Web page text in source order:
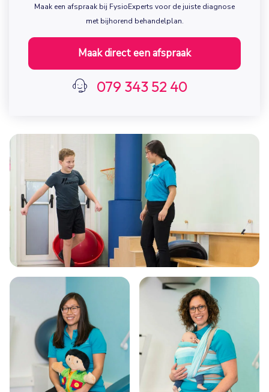
Maak een afspraak bij FysioExperts voor de juiste diagnose
met bijhorend behandelplan.
Maak direct een afspraak
079 343 52 40
oefenen.
Kinderen met schrijfproblemen worden veelvuldig
door de professionals van FysioExperts behandeld.
Om de oorzaak van het schrijfprobleem te
achterhalen zal er eerst een vraaggesprek plaats
vinden en vervolgens worden diverse schrijftesten
In de behandeling geeft de kinderfysiotherapeut het
kind oefeningen
, tips en trucs om het schrijven te
verbeteren. De therapie wordt meestal in overleg
met de leerkracht van school afgestemd.